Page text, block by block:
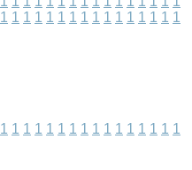
1 1 1 1 1 1 1 1 1 1 1 1 1 1 1 1
1 1 1 1 1 1 1 1 1 1 1 1 1 1 1 1